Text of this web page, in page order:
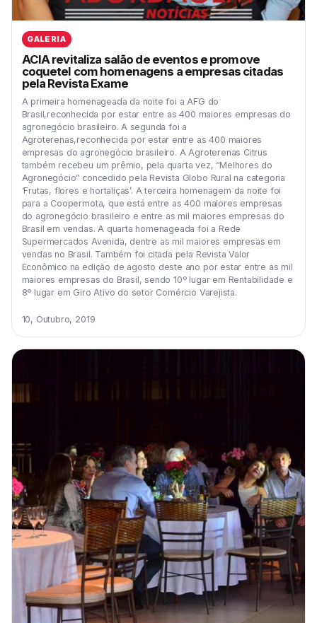
GALERIA
ACIA revitaliza salão de eventos e promove
coquetel com homenagens a empresas citadas
pela Revista Exame
A primeira homenageada da noite foi a AFG do
Brasil,reconhecida por estar entre as 400 maiores empresas do
agronegócio brasileiro. A segunda foi a
Agroterenas,reconhecida por estar entre as 400 maiores
empresas do agronegócio brasileiro. A Agroterenas Citrus
também recebeu um prêmio, pela quarta vez, “Melhores do
Agronegócio” concedido pela Revista Globo Rural na categoria
‘Frutas, flores e hortaliças’. A terceira homenagem da noite foi
para a Coopermota, que está entre as 400 maiores empresas
do agronegócio brasileiro e entre as mil maiores empresas do
Brasil em vendas. A quarta homenageada foi a Rede
Supermercados Avenida, dentre as mil maiores empresas em
vendas no Brasil. Também foi citada pela Revista Valor
Econômico na edição de agosto deste ano por estar entre as mil
maiores empresas do Brasil, sendo 10º lugar em Rentabilidade e
8º lugar em Giro Ativo do setor Comércio Varejista.
10, Outubro, 2019